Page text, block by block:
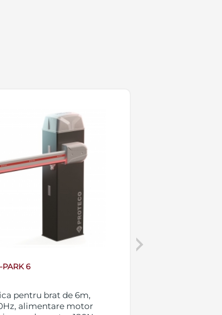
PARK 6
pentru brat de 6m,
alimentare motor
Next